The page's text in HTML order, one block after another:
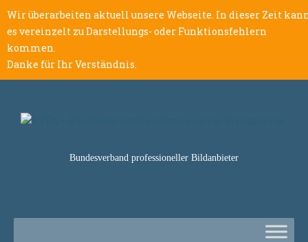
Wir überarbeiten aktuell unsere Webseite. In dieser Zeit
es vereinzelt zu Darstellungs- oder Funktionsfehlern
kommen.
Danke für Ihr Verständnis.
Bundesverband professioneller Bildanbieter